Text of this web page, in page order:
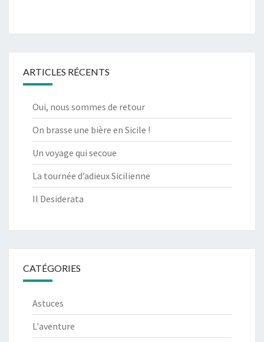
ARTICLES RÉCENTS
Oui, nous sommes de retour
On brasse une bière en Sicile !
Un voyage qui secoue
La tournée d’adieux Sicilienne
Il Desiderata
CATÉGORIES
Astuces
L'aventure